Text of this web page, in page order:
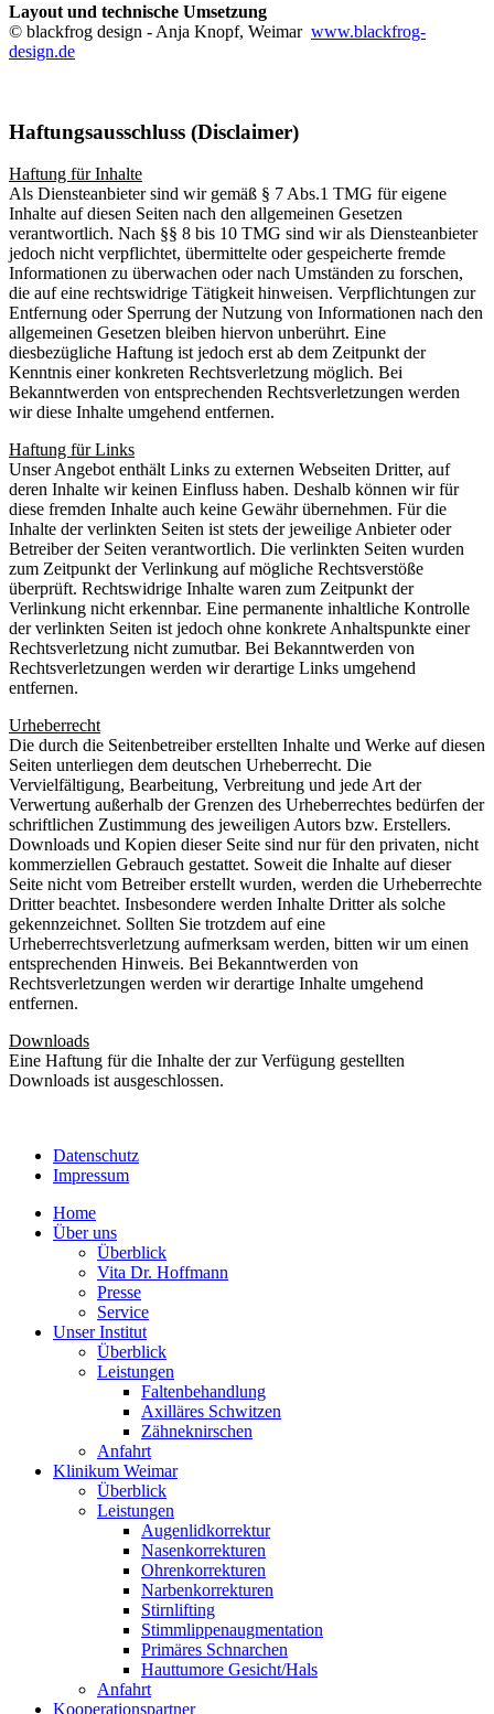
Layout und technische Umsetzung
© blackfrog design - Anja Knopf, Weimar www.blackfrog-
design.de
Haftungsausschluss (Disclaimer)
Haftung für Inhalte
Als Diensteanbieter sind wir gemäß § 7 Abs.1 TMG für eigene
Inhalte auf diesen Seiten nach den allgemeinen Gesetzen
verantwortlich. Nach §§ 8 bis 10 TMG sind wir als Diensteanbieter
jedoch nicht verpflichtet, übermittelte oder gespeicherte fremde
Informationen zu überwachen oder nach Umständen zu forschen,
die auf eine rechtswidrige Tätigkeit hinweisen. Verpflichtungen zur
Entfernung oder Sperrung der Nutzung von Informationen nach den
allgemeinen Gesetzen bleiben hiervon unberührt. Eine
diesbezügliche Haftung ist jedoch erst ab dem Zeitpunkt der
Kenntnis einer konkreten Rechtsverletzung möglich. Bei
Bekanntwerden von entsprechenden Rechtsverletzungen werden
wir diese Inhalte umgehend entfernen.
Haftung für Links
Unser Angebot enthält Links zu externen Webseiten Dritter, auf
deren Inhalte wir keinen Einfluss haben. Deshalb können wir für
diese fremden Inhalte auch keine Gewähr übernehmen. Für die
Inhalte der verlinkten Seiten ist stets der jeweilige Anbieter oder
Betreiber der Seiten verantwortlich. Die verlinkten Seiten wurden
zum Zeitpunkt der Verlinkung auf mögliche Rechtsverstöße
überprüft. Rechtswidrige Inhalte waren zum Zeitpunkt der
Verlinkung nicht erkennbar. Eine permanente inhaltliche Kontrolle
der verlinkten Seiten ist jedoch ohne konkrete Anhaltspunkte einer
Rechtsverletzung nicht zumutbar. Bei Bekanntwerden von
Rechtsverletzungen werden wir derartige Links umgehend
entfernen.
Urheberrecht
Die durch die Seitenbetreiber erstellten Inhalte und Werke auf diesen
Seiten unterliegen dem deutschen Urheberrecht. Die
Vervielfältigung, Bearbeitung, Verbreitung und jede Art der
Verwertung außerhalb der Grenzen des Urheberrechtes bedürfen der
schriftlichen Zustimmung des jeweiligen Autors bzw. Erstellers.
Downloads und Kopien dieser Seite sind nur für den privaten, nicht
kommerziellen Gebrauch gestattet. Soweit die Inhalte auf dieser
Seite nicht vom Betreiber erstellt wurden, werden die Urheberrechte
Dritter beachtet. Insbesondere werden Inhalte Dritter als solche
gekennzeichnet. Sollten Sie trotzdem auf eine
Urheberrechtsverletzung aufmerksam werden, bitten wir um einen
entsprechenden Hinweis. Bei Bekanntwerden von
Rechtsverletzungen werden wir derartige Inhalte umgehend
entfernen.
Downloads
Eine Haftung für die Inhalte der zur Verfügung gestellten
Downloads ist ausgeschlossen.
Datenschutz
Impressum
Home
Über uns
Überblick
Vita Dr. Hoffmann
Presse
Service
Unser Institut
Überblick
Leistungen
Faltenbehandlung
Axilläres Schwitzen
Zähneknirschen
Anfahrt
Klinikum Weimar
Überblick
Leistungen
Augenlidkorrektur
Nasenkorrekturen
Ohrenkorrekturen
Narbenkorrekturen
Stirnlifting
Stimmlippenaugmentation
Primäres Schnarchen
Hauttumore Gesicht/Hals
Anfahrt
Kooperationspartner